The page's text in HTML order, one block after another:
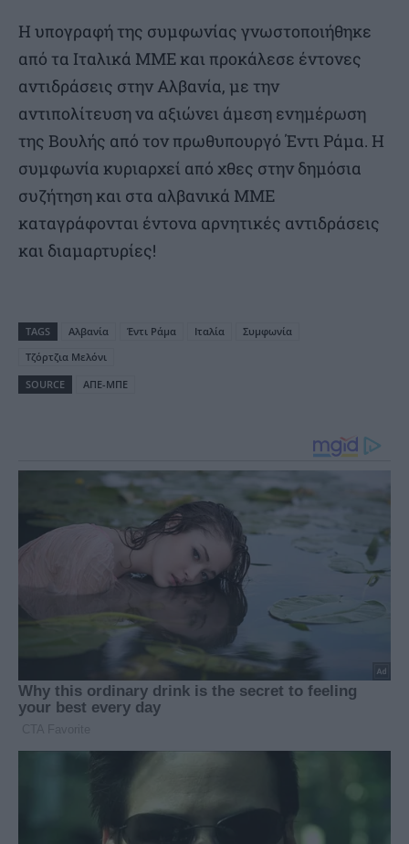
Η υπογραφή της συμφωνίας γνωστοποιήθηκε
από τα Ιταλικά ΜΜΕ και προκάλεσε έντονες
αντιδράσεις στην Αλβανία, με την
αντιπολίτευση να αξιώνει άμεση ενημέρωση
της Βουλής από τον πρωθυπουργό Έντι Ράμα. Η
συμφωνία κυριαρχεί από χθες στην δημόσια
συζήτηση και στα αλβανικά ΜΜΕ
καταγράφονται έντονα αρνητικές αντιδράσεις
και διαμαρτυρίες!
TAGS Αλβανία Έντι Ράμα Ιταλία
Συμφωνία
Τζόρτζια Μελόνι
SOURCE
ΑΠΕ-ΜΠΕ